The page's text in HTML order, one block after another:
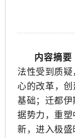
内容摘要
法性受到质
心的改革，
基础；迁都
据势力，重
新，进入极